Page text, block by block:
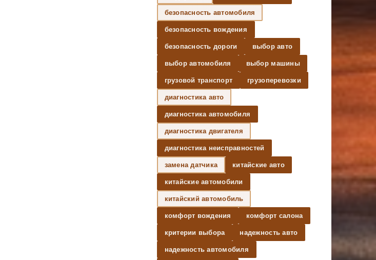
безопасность автомобиля
безопасность вождения
безопасность дороги выбор авто
выбор автомобиля выбор машины
грузовой транспорт грузоперевозки
диагностика авто
диагностика автомобиля
диагностика двигателя
диагностика неисправностей
замена датчика китайские авто
китайские автомобили
китайский автомобиль
комфорт вождения комфорт салона
критерии выбора надежность авто
надежность автомобиля